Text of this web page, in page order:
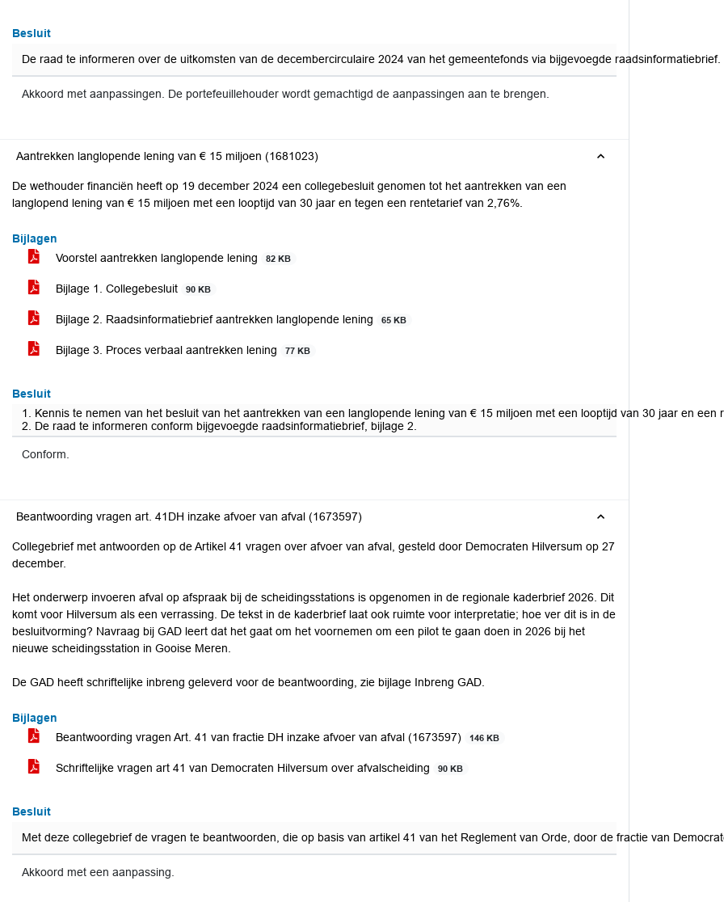
Besluit
De raad te informeren over de uitkomsten van de decembercirculaire 2024 van het gemeentefonds via bijgevoegde raadsinformatiebrief.
Akkoord met aanpassingen. De portefeuillehouder wordt gemachtigd de aanpassingen aan te brengen.
Aantrekken langlopende lening van € 15 miljoen (1681023)
De wethouder financiën heeft op 19 december 2024 een collegebesluit genomen tot het aantrekken van een
langlopend lening van € 15 miljoen met een looptijd van 30 jaar en tegen een rentetarief van 2,76%.
Bijlagen
Voorstel aantrekken langlopende lening
82 KB
Bijlage 1. Collegebesluit 90 KB
Bijlage 2. Raadsinformatiebrief aantrekken langlopende lening 65 KB
Bijlage 3. Proces verbaal aantrekken lening 77 KB
Besluit
1. Kennis te nemen van het besluit van het aantrekken van een langlopende lening van € 15 miljoen met een looptijd van 30 jaar en
2. De raad te informeren conform bijgevoegde raadsinformatiebrief, bijlage 2.
Conform.
Beantwoording vragen art. 41DH inzake afvoer van afval (1673597)
Collegebrief met antwoorden op de Artikel 41 vragen over afvoer van afval, gesteld door Democraten Hilversum op 27
december.
Het onderwerp invoeren afval op afspraak bij de scheidingsstations is opgenomen in de regionale kaderbrief 2026. Dit
komt voor Hilversum als een verrassing. De tekst in de kaderbrief laat ook ruimte voor interpretatie; hoe ver dit is in de
besluitvorming? Navraag bij GAD leert dat het gaat om het voornemen om een pilot te gaan doen in 2026 bij het
nieuwe scheidingsstation in Gooise Meren.
De GAD heeft schriftelijke inbreng geleverd voor de beantwoording, zie bijlage Inbreng GAD.
Bijlagen
Beantwoording vragen Art. 41 van fractie DH inzake afvoer van afval (1673597)
146 KB
Schriftelijke vragen art 41 van Democraten Hilversum over afvalscheiding 90 KB
Besluit
Met deze collegebrief de vragen te beantwoorden, die op basis van artikel 41 van het Reglement van Orde, door de fractie van
Akkoord met een aanpassing.